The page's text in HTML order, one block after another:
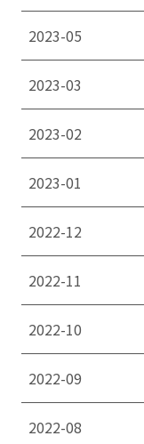
2023-05
2023-03
2023-02
2023-01
2022-12
2022-11
2022-10
2022-09
2022-08